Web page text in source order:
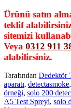
Ürünü satın
teklif
sitemizi
Veya 0312 911
alabilirsiniz.
Tarafından Dedektör
aparatı, detectasmoke,
örneği, solo 200
A5 Test Spreyi, solo